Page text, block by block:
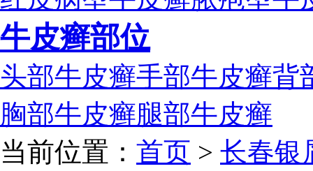
牛皮癣部位
头部牛皮癣手部牛皮癣背
胸部牛皮癣腿部牛皮癣
当前位置： 首页 > 长春银